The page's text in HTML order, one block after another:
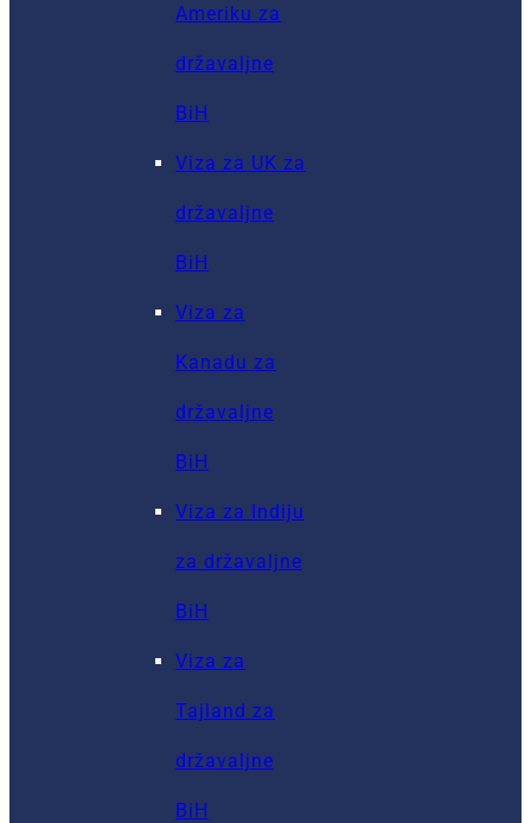
Ameriku za
državaljne
BiH
Viza za UK za
državaljne
BiH
Viza za
Kanadu za
državaljne
BiH
Viza za Indiju
za državaljne
BiH
Viza za
Tajland za
državaljne
BiH